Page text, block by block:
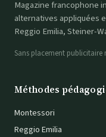
Magazine francophone
alternatives appliquées
Reggio Emilia, Steiner-
Sans placement
Méthodes
Montessori
Reggio Emilia